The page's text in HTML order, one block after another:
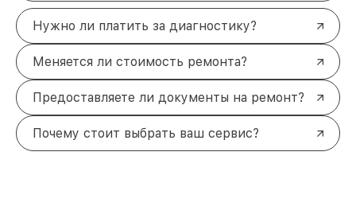
Нужно ли платить за диагностику?
Меняется ли стоимость ремонта?
Предоставляете ли документы на ремонт?
Почему стоит выбрать ваш сервис?